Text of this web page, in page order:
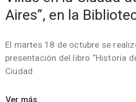
Aires”, en la
El martes 18 de octubre se
presentación del libro “Historia
Ciudad
Ver más